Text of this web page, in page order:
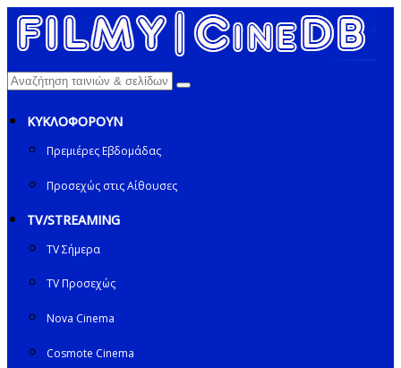
ΚΥΚΛΟΦΟΡΟΥΝ
Πρεμιέρες Εβδομάδας
Προσεχώς στις Αίθουσες
TV/STREAMING
TV Σήμερα
TV Προσεχώς
Nova Cinema
Cosmote Cinema